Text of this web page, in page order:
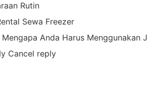
Rutin
Sewa Freezer
Mengapa Anda Harus Menggunakan
Cancel reply